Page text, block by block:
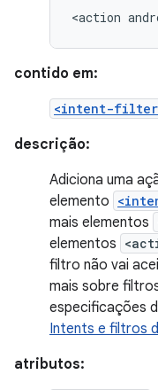
<action
contido em:
<intent-
descrição:
Adiciona uma
elemento
mais elementos
elementos
filtro não vai
mais sobre
especificações
Intents e filtros
atributos: